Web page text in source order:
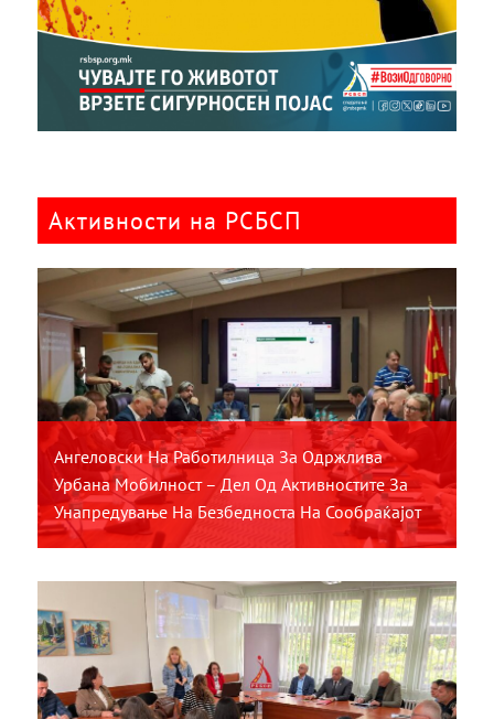
Активности на РСБСП
Ангеловски На Работилница За Одржлива
Урбана Мобилност – Дел Од Активностите За
Унапредување На Безбедноста На Сообраќајот